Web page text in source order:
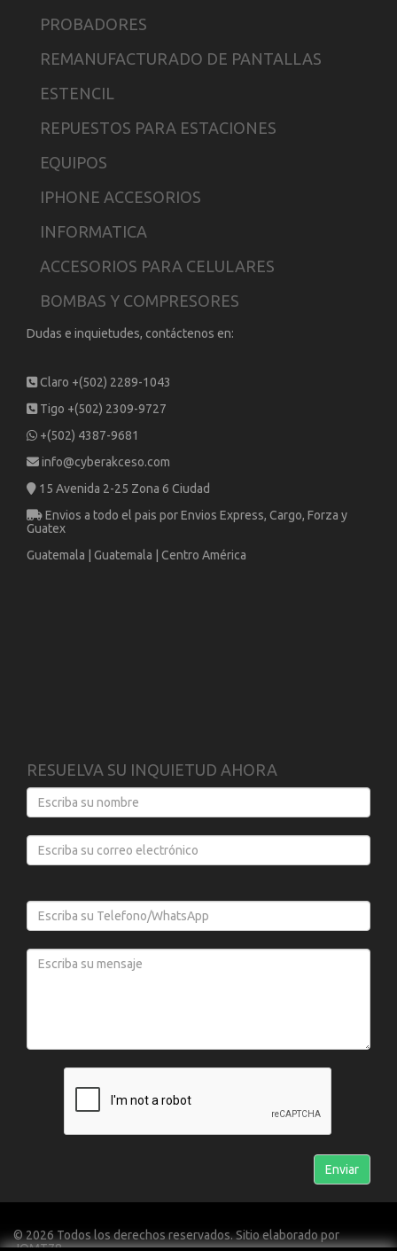
PROBADORES
REMANUFACTURADO DE PANTALLAS
ESTENCIL
REPUESTOS PARA ESTACIONES
EQUIPOS
IPHONE ACCESORIOS
INFORMATICA
ACCESORIOS PARA CELULARES
BOMBAS Y COMPRESORES
Dudas e inquietudes, contáctenos en:
Claro +(502) 2289-1043
Tigo +(502) 2309-9727
+(502) 4387-9681
info@cyberakceso.com
15 Avenida 2-25 Zona 6 Ciudad
Envios a todo el pais por Envios Express, Cargo, Forza y
Guatex
Guatemala | Guatemala | Centro América
RESUELVA SU INQUIETUD AHORA
© 2026 Todos los derechos reservados. Sitio elaborado por